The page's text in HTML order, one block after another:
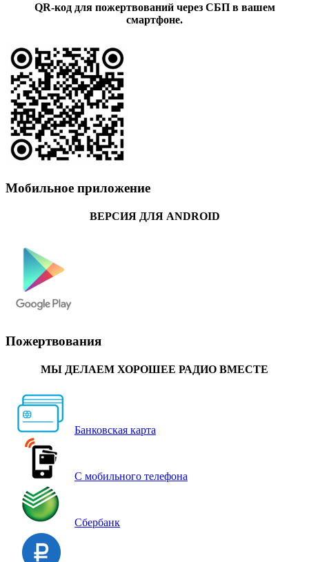
QR-код для пожертвований через СБП в вашем
смартфоне.
Мобильное приложение
ВЕРСИЯ ДЛЯ ANDROID
Пожертвования
МЫ ДЕЛАЕМ ХОРОШЕЕ РАДИО ВМЕСТЕ
Банковская карта
С мобильного телефона
Сбербанк